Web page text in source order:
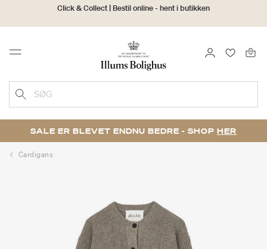
Menu LOG IND
SØG
SALE ER BLEVET ENDNU BEDRE - SHOP HER
Cardigans